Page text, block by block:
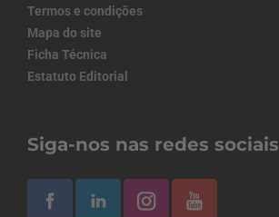
Termos e condições
Mapa do site
Ficha Técnica
Estatuto Editorial
Siga-nos nas redes sociais